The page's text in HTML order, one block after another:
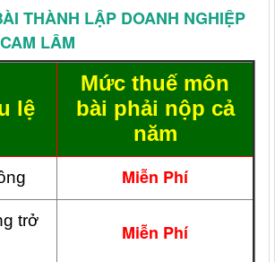
THÀNH LẬP DOANH NGHIỆP
LÂM
lệ
Mức thuế môn
bài phải nộp cả
năm
Miễn Phí
trở
Miễn Phí